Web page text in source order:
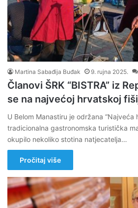
Martina Sabađija Buđak 9. rujna 2025.
Članovi ŠRK “BISTRA” iz
se na najvećoj hrvatskoj
U Belom Manastiru je održana “Najveća
tradicionalna gastronomska turistička
okupilo nekoliko stotina natjecatelja…
Pročitaj više